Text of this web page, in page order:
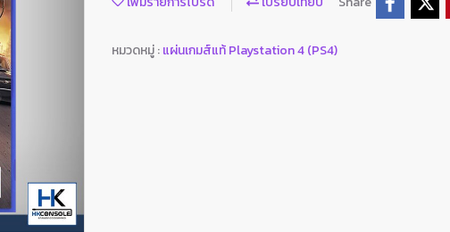
หมวดหมู่ :แผ่นเกมส์แท้ Playstation 4 (PS4)